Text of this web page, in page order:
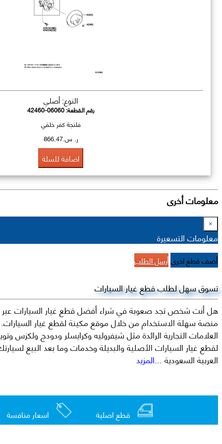
النوع: أصلي
رقم القطعة:42460-06060
فلنجة كفر خلفي
ر. س.866.47
اضافة للسلة
معلومات أخرى
×
معلومات التسعيرة
أضف قطع اخرىأرسل الطلب
تسوق سهل لطلب قطع غيار السيارات
هل أنت شخص تجد صعوبة في شراء أفضل قطع غيار السيارات عبر
منصة سهلة الاستخدام من خلال موقع مكينة لقطع غيار
العربية السعودية...المزيد
قطع اصلية اسعار منافسة